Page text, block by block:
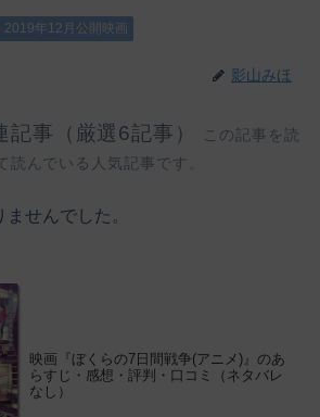
2019年12月公開映画
影山みほ
記事（厳選6記事）
この記事を読
読んでいる人気記事です。
せんでした。
映画『ぼくらの7日間戦争(アニメ)』のあ
らすじ・感想・評判・口コミ（ネタバレ
なし）